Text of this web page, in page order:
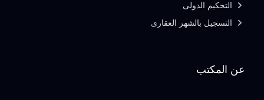
عن المكتب
التحكيم الدولى
التسجيل بالشهر العقارى